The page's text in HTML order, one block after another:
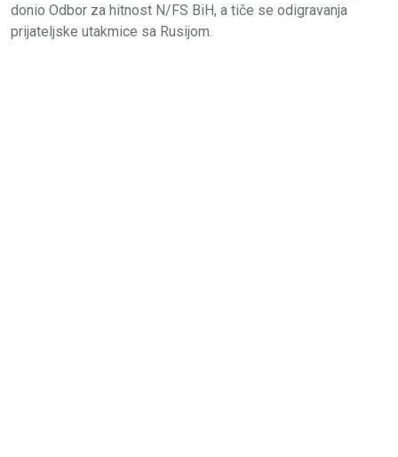
donio Odbor za hitnost N/FS BiH, a tiče se odigravanja
prijateljske utakmice sa Rusijom.